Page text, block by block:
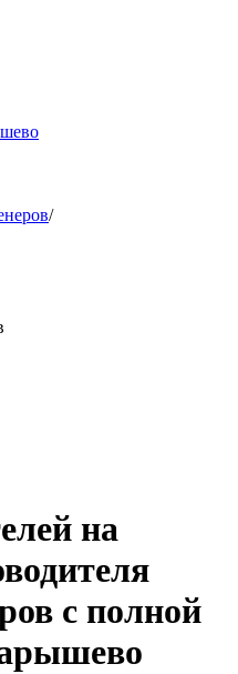
/
на
с полной